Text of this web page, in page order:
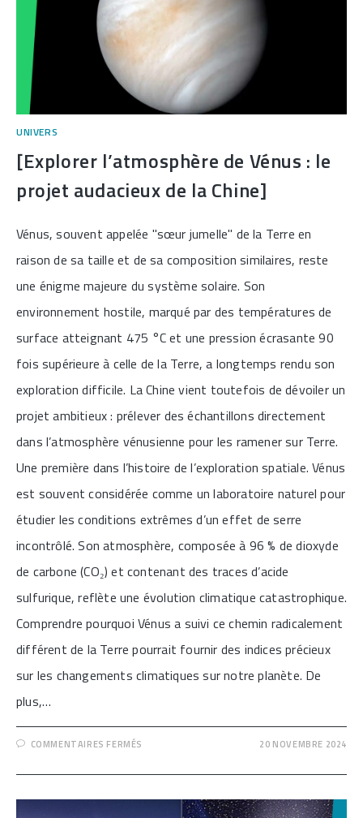
UNIVERS
[Explorer l’atmosphère de Vénus : le
projet audacieux de la Chine]
Vénus, souvent appelée "sœur jumelle" de la Terre en
raison de sa taille et de sa composition similaires, reste
une énigme majeure du système solaire. Son
environnement hostile, marqué par des températures de
surface atteignant 475 °C et une pression écrasante 90
fois supérieure à celle de la Terre, a longtemps rendu son
exploration difficile. La Chine vient toutefois de dévoiler un
projet ambitieux : prélever des échantillons directement
dans l’atmosphère vénusienne pour les ramener sur Terre.
Une première dans l’histoire de l’exploration spatiale. Vénus
est souvent considérée comme un laboratoire naturel pour
étudier les conditions extrêmes d’un effet de serre
incontrôlé. Son atmosphère, composée à 96 % de dioxyde
de carbone (CO₂) et contenant des traces d’acide
sulfurique, reflète une évolution climatique catastrophique.
Comprendre pourquoi Vénus a suivi ce chemin radicalement
différent de la Terre pourrait fournir des indices précieux
sur les changements climatiques sur notre planète. De
plus,…
COMMENTAIRES FERMÉS
DE
:
20 NOVEMBRE 2024